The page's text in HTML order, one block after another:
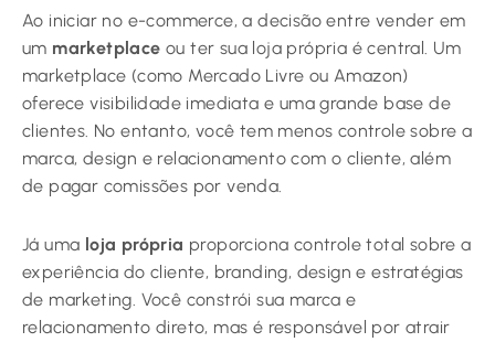
Ao iniciar no e-commerce, a decisão entre vender em
um marketplace ou ter sua loja própria é central. Um
marketplace (como Mercado Livre ou Amazon)
oferece visibilidade imediata e uma grande base de
clientes. No entanto, você tem menos controle sobre a
marca, design e relacionamento com o cliente, além
de pagar comissões por venda.
Já uma loja própria proporciona controle total sobre a
experiência do cliente, branding, design e estratégias
de marketing. Você constrói sua marca e
relacionamento direto, mas é responsável por atrair